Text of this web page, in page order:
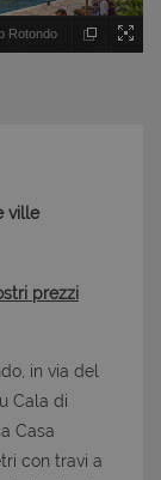
Rotondo
ville
prezzi
in via del
Cala di
Casa
con travi a